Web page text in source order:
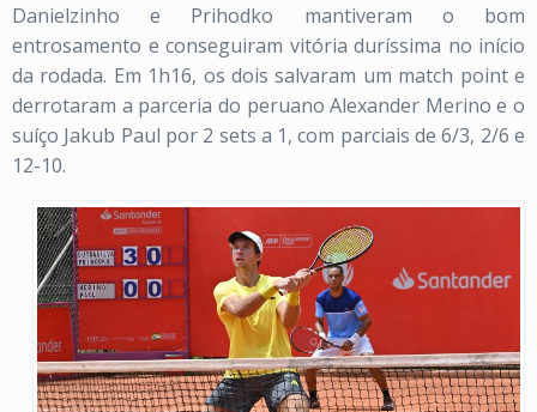
Danielzinho e Prihodko mantiveram o bom
entrosamento e conseguiram vitória duríssima no início
da rodada. Em 1h16, os dois salvaram um match point e
derrotaram a parceria do peruano Alexander Merino e o
suíço Jakub Paul por 2 sets a 1, com parciais de 6/3, 2/6 e
12-10.